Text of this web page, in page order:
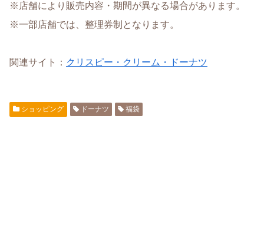
※店舗により販売内容・期間が異なる場合があります。
※一部店舗では、整理券制となります。
関連サイト： クリスピー・クリーム・ドーナツ
ショッピング ドーナツ 福袋